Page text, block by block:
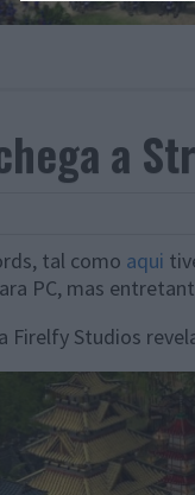
a
tal como aqui
PC, mas
Firelfy Studios